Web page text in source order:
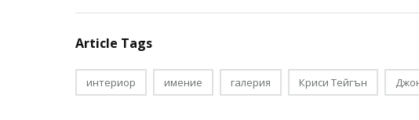
Article Tags
интериор имение галерия Криси Тейгън